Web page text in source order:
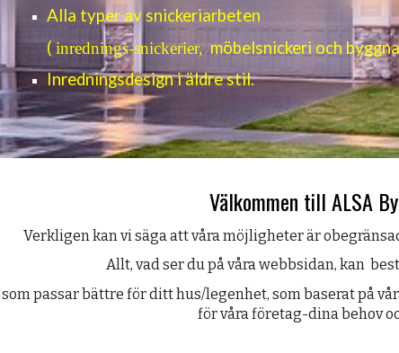
Alla typer av snickeriarbeten
(inrednings-snickerier, möbelsnickeri och
Inredningsdesign i äldre stil.
Välkommen till ALSA
Verkligen kan vi säga att våra möjligheter är
Allt, vad ser du på våra webbsidan, kan
passar bättre för ditt hus/legenhet, som baserat på
för våra företag-dina behov